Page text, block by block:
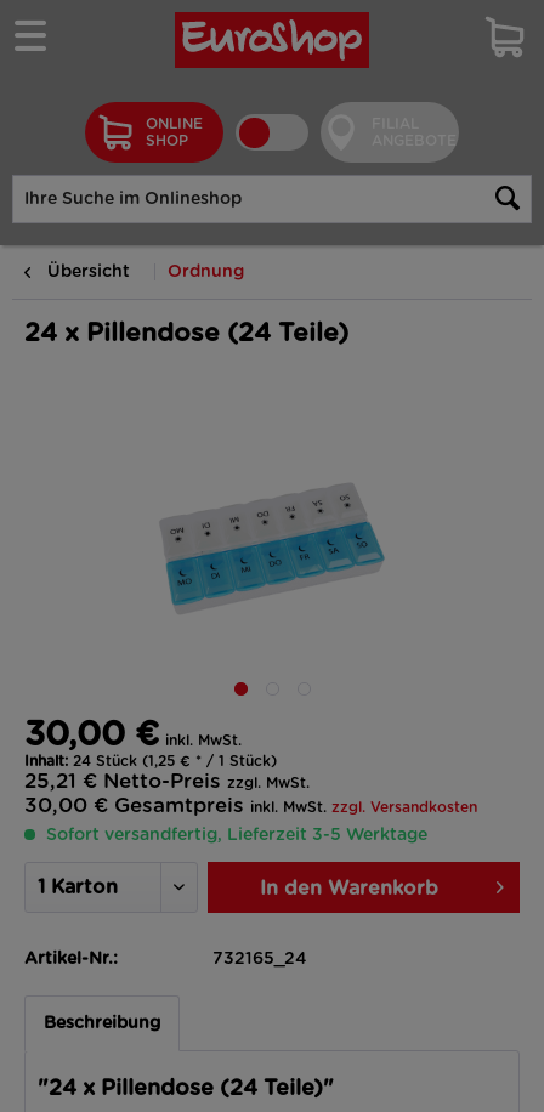
ONLINE
SHOP
Übersicht Ordnung
24 x Pillendose (24 Teile)
30,00 € inkl. MwSt.
Inhalt: 24 Stück (1,25 € * / 1 Stück)
25,21 € Netto-Preis zzgl. MwSt.
30,00 € Gesamtpreis inkl. MwSt. zzgl. Versandkosten
Sofort versandfertig, Lieferzeit 3-5 Werktage
In den Warenkorb
Artikel-Nr.: 732165_24
Beschreibung
"24 x Pillendose (24 Teile)"